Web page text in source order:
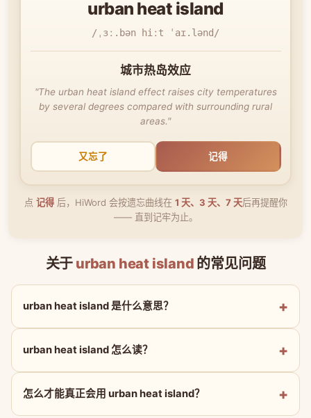
urban heat island
/ˌɜː.bən hiːt ˈaɪ.lənd/
城市热岛效应
"The urban heat island effect raises city temperatures
by several degrees compared with surrounding rural
areas."
又忘了 记得
点 记得后，HiWord 会按遗忘曲线在 1 天、3 天、7 天后再提醒你
—— 直到记牢为止。
关于 urban heat island 的常见问题
urban heat island 是什么意思？
urban heat island 怎么读？
怎么才能真正会用 urban heat island？